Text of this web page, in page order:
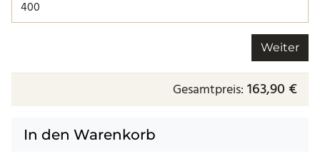
Weiter
Gesamtpreis: 163,90 €
In den Warenkorb